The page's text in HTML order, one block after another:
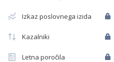
Izkaz poslovnega izida
Kazalniki
Letna poročila